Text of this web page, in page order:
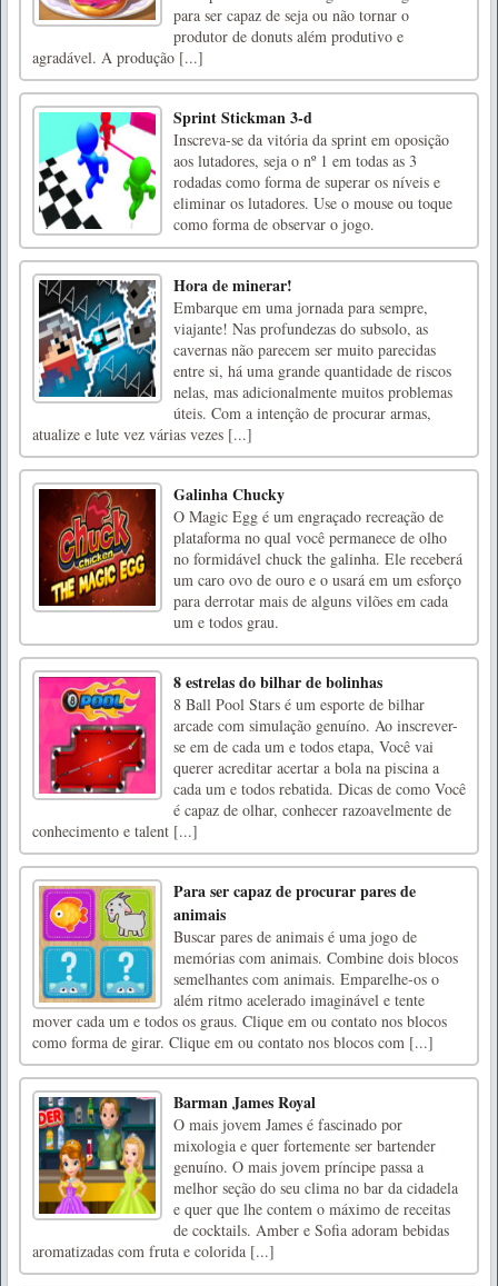
para ser capaz de seja ou não tornar o
produtor de donuts além produtivo e
agradável. A produção [...]
Sprint Stickman 3-d
Inscreva-se da vitória da sprint em oposição
aos lutadores, seja o nº 1 em todas as 3
rodadas como forma de superar os níveis e
eliminar os lutadores. Use o mouse ou toque
como forma de observar o jogo.
Hora de minerar!
Embarque em uma jornada para sempre,
viajante! Nas profundezas do subsolo, as
cavernas não parecem ser muito parecidas
entre si, há uma grande quantidade de riscos
nelas, mas adicionalmente muitos problemas
úteis. Com a intenção de procurar armas,
atualize e lute vez várias vezes [...]
Galinha Chucky
O Magic Egg é um engraçado recreação de
plataforma no qual você permanece de olho
no formidável chuck the galinha. Ele receberá
um caro ovo de ouro e o usará em um esforço
para derrotar mais de alguns vilões em cada
um e todos grau.
8 estrelas do bilhar de bolinhas
8 Ball Pool Stars é um esporte de bilhar
arcade com simulação genuíno. Ao inscrever-
se em de cada um e todos etapa, Você vai
querer acreditar acertar a bola na piscina a
cada um e todos rebatida. Dicas de como Você
é capaz de olhar, conhecer razoavelmente de
conhecimento e talent [...]
Para ser capaz de procurar pares de
animais
Buscar pares de animais é uma jogo de
memórias com animais. Combine dois blocos
semelhantes com animais. Emparelhe-os o
além ritmo acelerado imaginável e tente
mover cada um e todos os graus. Clique em ou contato nos blocos
como forma de girar. Clique em ou contato nos blocos com [...]
Barman James Royal
O mais jovem James é fascinado por
mixologia e quer fortemente ser bartender
genuíno. O mais jovem príncipe passa a
melhor seção do seu clima no bar da cidadela
e quer que lhe contem o máximo de receitas
de cocktails. Amber e Sofia adoram bebidas
aromatizadas com fruta e colorida [...]